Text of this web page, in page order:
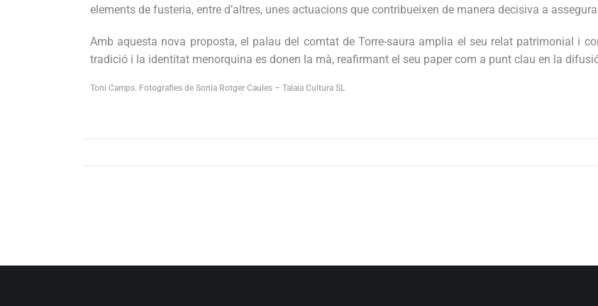
elements de fusteria, entre d’altres, unes actuacions que contribueixen de manera decisiva a
Amb aquesta nova proposta, el palau del comtat de Torre-saura amplia el seu relat patrimonial i
tradició i la identitat menorquina es donen la mà, reafirmant el seu paper com a punt clau en la
Toni Camps. Fotografies de Sonia Rotger Caules – Talaia Cultura SL